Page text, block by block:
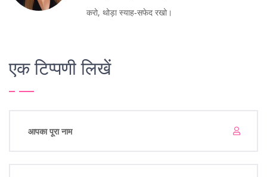
करो, थोड़ा स्याह‑सफेद रखो।
एक टिप्पणी लिखें